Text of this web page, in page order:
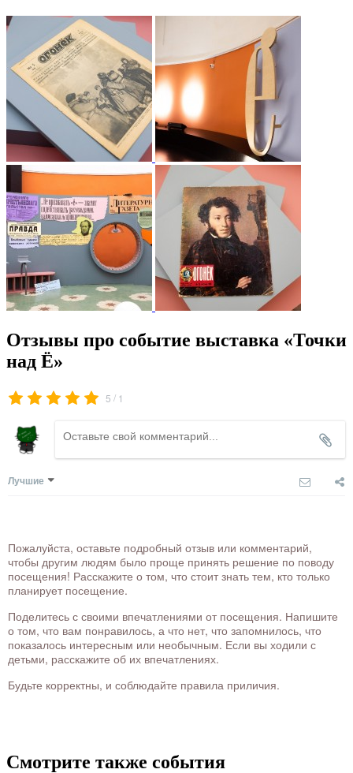
Отзывы про событие выставка «Точки
над Ё»
5 / 1
Лучшие
Пожалуйста, оставьте подробный отзыв или комментарий,
чтобы другим людям было проще принять решение по поводу
посещения! Расскажите о том, что стоит знать тем, кто только
планирует посещение.
Поделитесь с своими впечатлениями от посещения. Напишите
о том, что вам понравилось, а что нет, что запомнилось, что
показалось интересным или необычным. Если вы ходили с
детьми, расскажите об их впечатлениях.
Будьте корректны, и соблюдайте правила приличия.
Смотрите также события